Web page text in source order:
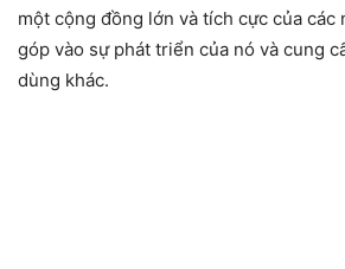
một cộng đồng lớn và tích cực của các
góp vào sự phát triển của nó và cung
dùng khác.